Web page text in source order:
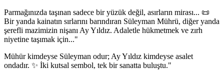
Parmağınızda taşınan sadece bir yüzük değil, asırların mirası... 📜
Bir yanda kainatın sırlarını barındıran Süleyman Mührü, diğer yanda
şerefli mazimizin nişanı Ay Yıldız. Adaletle hükmetmek ve zırh
niyetine taşımak için..."
Mühür kimdeyse Süleyman odur; Ay Yıldız kimdeyse asalet
ondadır. ✨ İki kutsal sembol, tek bir sanatta buluştu."